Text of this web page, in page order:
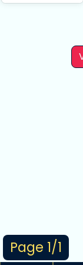
Page 1/1